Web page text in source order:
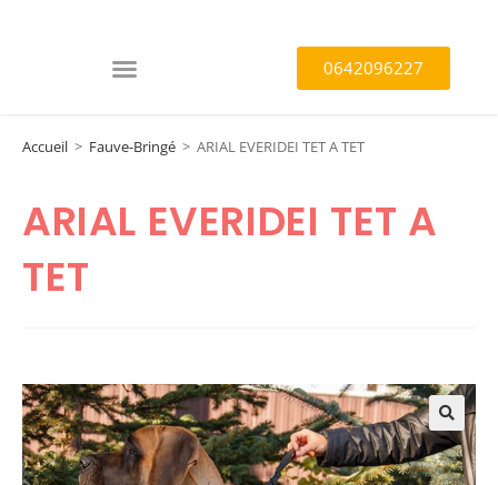
0642096227
Accueil > Fauve-Bringé > ARIAL EVERIDEI TET A TET
ARIAL EVERIDEI TET A
TET
🔍